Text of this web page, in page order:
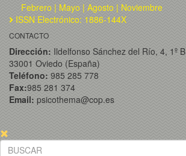
Febrero | Mayo | Agosto | Noviembre
ISSN Electrónico: 1886-144X
CONTACTO
Dirección: Ildelfonso Sánchez del Río, 4, 1º B
33001 Oviedo (España)
Teléfono: 985 285 778
Fax:985 281 374
Email: psicothema@cop.es